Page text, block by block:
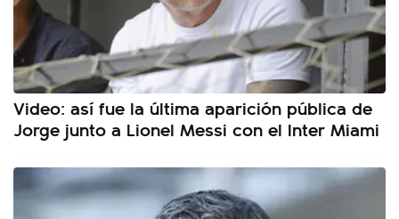
Video: así fue la última aparición pública de
Jorge junto a Lionel Messi con el Inter Miami